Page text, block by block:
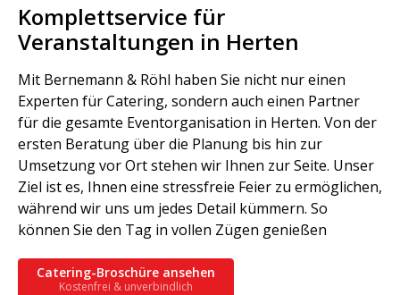
Komplettservice für
Veranstaltungen in Herten
Mit Bernemann & Röhl haben Sie nicht nur einen
Experten für Catering, sondern auch einen Partner
für die gesamte Eventorganisation in Herten. Von der
ersten Beratung über die Planung bis hin zur
Umsetzung vor Ort stehen wir Ihnen zur Seite. Unser
Ziel ist es, Ihnen eine stressfreie Feier zu ermöglichen,
während wir uns um jedes Detail kümmern. So
können Sie den Tag in vollen Zügen genießen
Catering-Broschüre ansehen
Kostenfrei & unverbindlich